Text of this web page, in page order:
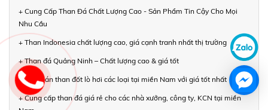
+ Cung Cấp Than Đá Chất Lượng Cao - Sản Phẩm Tin Cậy Cho Mọi
Nhu Cầu
+ Than Indonesia chất lượng cao, giá cạnh tranh nhất thị trường
+ Than đá Quảng Ninh – Chất lượng cao & giá tốt
+ Mua bán than đốt lò hơi các loại tại miền Nam với giá tốt nhất
+ Cung cấp than đá giá rẻ cho các nhà xưởng, công ty, KCN tại miền